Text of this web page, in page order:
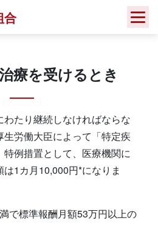
合
療を受けるとき
たり継続しなければならな
労働大臣によって「特定疾
例措置として、医療機関に
1カ月10,000円*になりま
で標準報酬月額53万円以上の